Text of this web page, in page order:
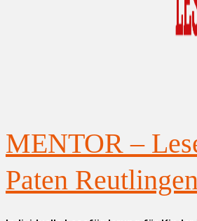
MENTOR –
Paten